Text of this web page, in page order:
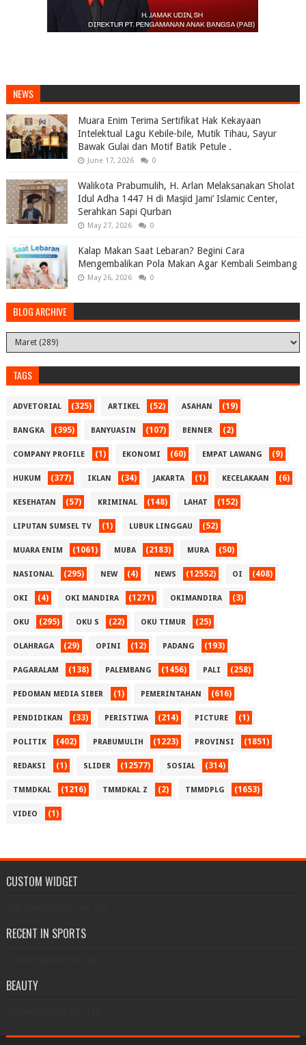
NEWS
Muara Enim Terima Sertifikat Hak Kekayaan
Intelektual Lagu Kebile-bile, Mutik Tihau, Sayur
Bawak Gulai dan Motif Batik Petule .
June 17, 2026 0
Walikota Prabumulih, H. Arlan Melaksanakan Sholat
Idul Adha 1447 H di Masjid Jami’ Islamic Center,
Serahkan Sapi Qurban
May 27, 2026 0
Kalap Makan Saat Lebaran? Begini Cara
Mengembalikan Pola Makan Agar Kembali Seimbang
May 26, 2026 0
BLOG ARCHIVE
TAGS
ADVETORIAL (325) ARTIKEL (52) ASAHAN (19)
BANGKA (395) BANYUASIN (107) BENNER (2)
COMPANY PROFILE (1) EKONOMI (60) EMPAT LAWANG (9)
HUKUM (377) IKLAN (34) JAKARTA (1) KECELAKAAN (6)
KESEHATAN (57) KRIMINAL (148) LAHAT (152)
LIPUTAN SUMSEL TV (1) LUBUK LINGGAU (52)
MUARA ENIM (1061) MUBA (2183) MURA (50)
NASIONAL (295) NEW (4) NEWS (12552) OI (408)
OKI (4) OKI MANDIRA (1271) OKIMANDIRA (3)
OKU (295) OKU S (22) OKU TIMUR (25)
OLAHRAGA (29) OPINI (12) PADANG (193)
PAGARALAM (138) PALEMBANG (1456) PALI (258)
PEDOMAN MEDIA SIBER (1) PEMERINTAHAN (616)
PENDIDIKAN (33) PERISTIWA (214) PICTURE (1)
POLITIK (402) PRABUMULIH (1223) PROVINSI (1851)
REDAKSI (1) SLIDER (12577) SOSIAL (314)
TMMDKAL (1216) TMMDKAL Z (2) TMMDPLG (1653)
VIDEO (1)
CUSTOM WIDGET
RECENT IN SPORTS
BEAUTY